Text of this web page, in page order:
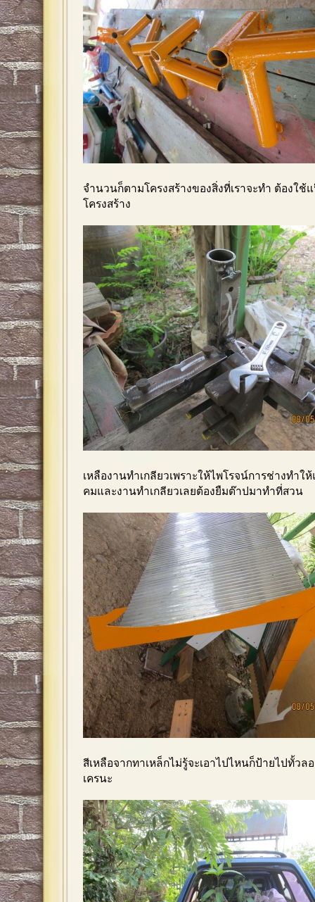
จำนวนก็ตามโครงสร้างของสิ่งที่เราจะทำ ต้องใช้
โครงสร้าง
เหลืองานทำเกลียวเพราะให้ไพโรจน์การช่างทำใ
คมและงานทำเกลียวเลยต้องยืมต๊าปมาทำที่สวน
สีเหลือจากทาเหล็กไม่รู้จะเอาไปไหนก็ป้ายไปทั้วล
เครนะ